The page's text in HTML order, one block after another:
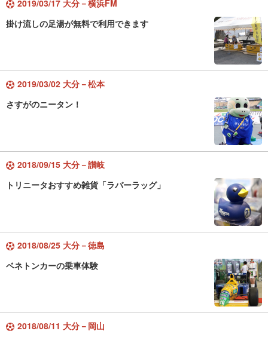
2019/03/17 大分－横浜FM
掛け流しの足湯が無料で利用できます
2019/03/02 大分－松本
さすがのニータン！
2018/09/15 大分－讃岐
トリニータおすすめ雑貨「ラバーラッグ」
2018/08/25 大分－徳島
ベネトンカーの乗車体験
2018/08/11 大分－岡山